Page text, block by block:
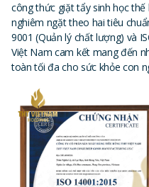
công thức giặt tẩy sinh học
nghiêm ngặt theo hai tiêu
9001 (Quản lý chất lượng) và
Việt Nam cam kết mang đến
toàn tối đa cho sức khỏe con